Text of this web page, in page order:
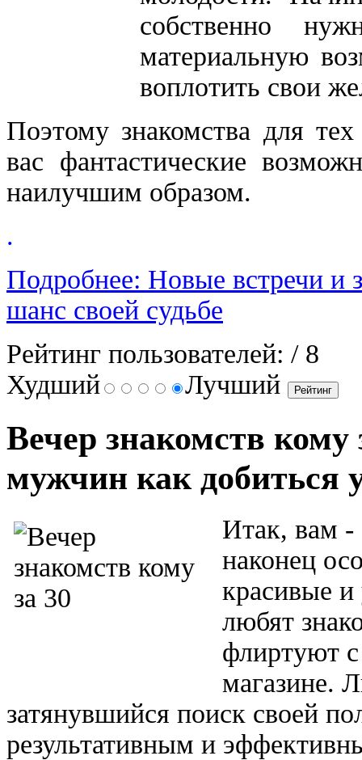
собственно
материальную
воплотить свои
Поэтому знакомства для
вас фантастические
наилучшим образом.
.
Подробнее: Новые встречи и
шанс своей судьбе
Рейтинг пользователей: / 8
Худший
Лучший
Вечер знакомств кому
мужчин как добиться
Итак, вам -
наконец
красивые
любят
флиртуют
магазине.
затянувшийся поиск своей
результативным и